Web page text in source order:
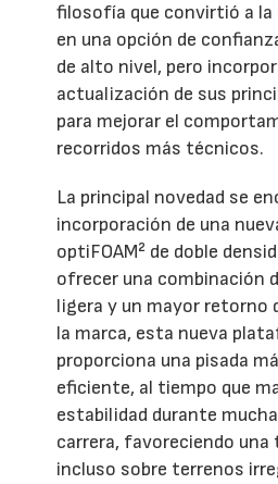
filosofía que convirtió a la
en una opción de
de alto nivel, pero
actualización de sus
para mejorar el
recorridos más técnicos.
La principal novedad se
incorporación de una
optiFOAM² de doble
ofrecer una combinación
ligera y un mayor retorno
la marca, esta nueva
proporciona una pisada
eficiente, al tiempo que
estabilidad durante
carrera, favoreciendo
incluso sobre terrenos